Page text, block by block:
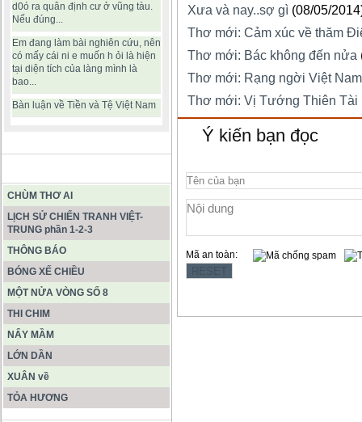
d0ó ra quân định cư ở vũng tàu.
Nếu đúng...
Em đang làm bài nghiên cứu, nên
có mấy cái ni e muốn h ỏi là hiện
tại diện tích của làng mình là
bao...
Bàn luận về Tiền và Tệ Việt Nam
CHÙM THƠ AI
LỊCH SỬ CHIẾN TRANH VIỆT-
TRUNG phần 1-2-3
THÔNG BÁO
BÓNG XẾ CHIỀU
MỘT NỬA VÒNG SỐ 8
THI CHIM
NẨY MẦM
LỚN DẦN
XUÂN về
TỎA HƯƠNG
Xưa và nay..sợ gì (08/05/
Thơ mới: Cảm xúc về thăm
Thơ mới: Bác không đến nửa
Thơ mới: Rạng ngời Việt Nam
Thơ mới: Vị Tướng Thiên Tài
Ý kiến bạn đọc
Mã an toàn: